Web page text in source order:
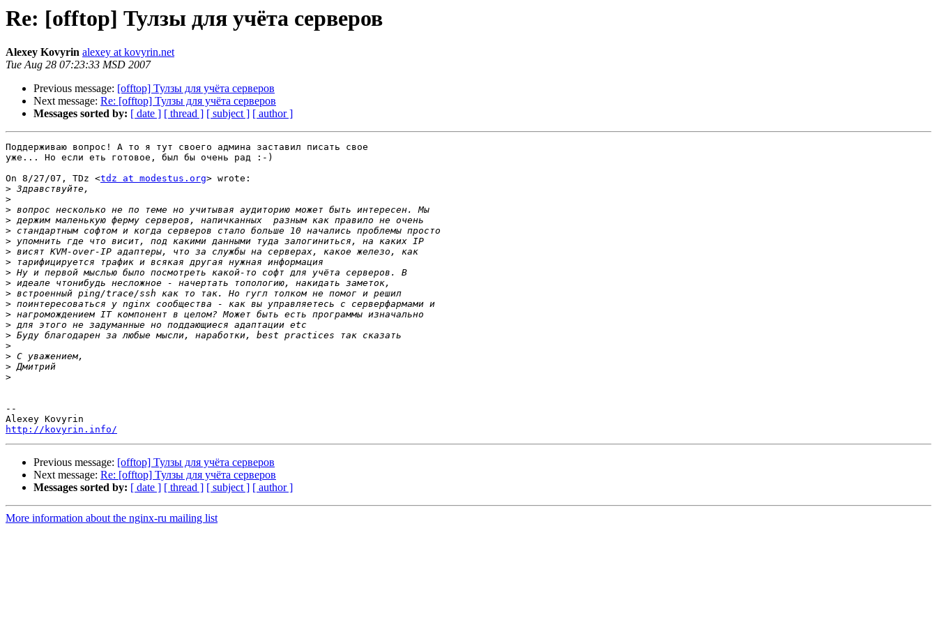
Re: [offtop] Тулзы для учёта серверов
Alexey Kovyrin alexey at kovyrin.net
Tue Aug 28 07:23:33 MSD 2007
Previous message: [offtop] Тулзы для учёта серверов
Next message: Re: [offtop] Тулзы для учёта серверов
Messages sorted by: [ date ] [ thread ] [ subject ] [ author ]
Поддерживаю вопрос! А то я тут своего админа заставил писать свое
уже... Но если еть готовое, был бы очень рад :-)
On 8/27/07, TDz <tdz at modestus.org> wrote:
>
>
>
>
>
>
>
>
>
>
>
>
>
>
>
>
>
>
>
--
http://kovyrin.info/
Previous message: [offtop] Тулзы для учёта серверов
Next message: Re: [offtop] Тулзы для учёта серверов
Messages sorted by: [ date ] [ thread ] [ subject ] [ author ]
More information about the nginx-ru mailing list